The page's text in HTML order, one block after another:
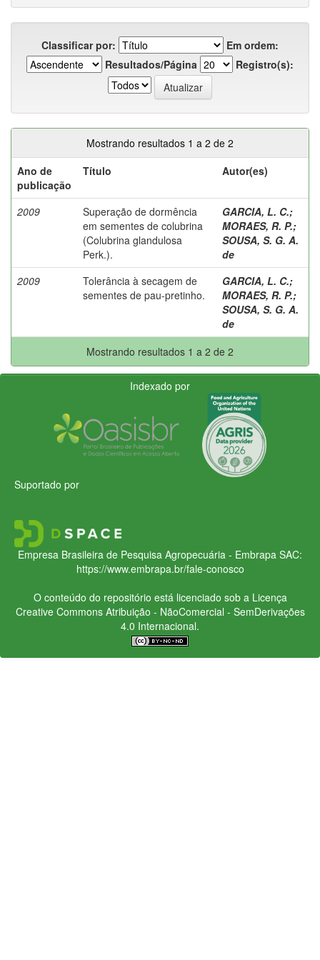
Classificar por:
Em ordem:
Resultados/Página
Registro(s):
Mostrando resultados 1 a 2 de 2
Ano de
publicação
Título Autor(es)
2009
Superação de dormência
em sementes de colubrina
(Colubrina glandulosa
Perk.).
GARCIA, L. C.;
MORAES, R. P.;
SOUSA, S. G. A.
de
2009
Tolerância à secagem de
sementes de pau-pretinho.
GARCIA, L. C.;
MORAES, R. P.;
SOUSA, S. G. A.
de
Mostrando resultados 1 a 2 de 2
Indexado por
Suportado por
Empresa Brasileira de Pesquisa Agropecuária - Embrapa SAC:
https://www.embrapa.br/fale-conosco
O conteúdo do repositório está licenciado sob a Licença
Creative CommonsAtribuição - NãoComercial - SemDerivações
4.0 Internacional.